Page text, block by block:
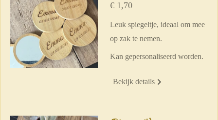
€ 1,70
Leuk spiegeltje, ideaal om mee
op zak te nemen.
Kan gepersonaliseerd worden.
Bekijk details